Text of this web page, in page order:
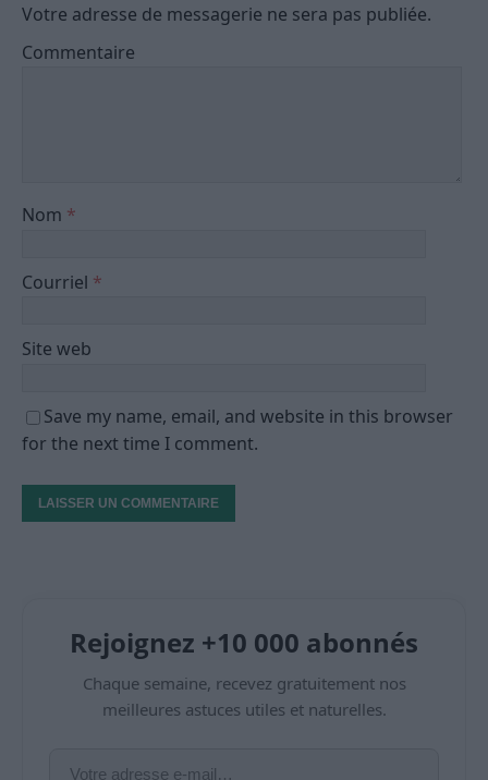
Votre adresse de messagerie ne sera pas publiée.
Commentaire
Nom *
Courriel *
Site web
Save my name, email, and website in this browser
for the next time I comment.
Rejoignez +10 000 abonnés
Chaque semaine, recevez gratuitement nos
meilleures astuces utiles et naturelles.